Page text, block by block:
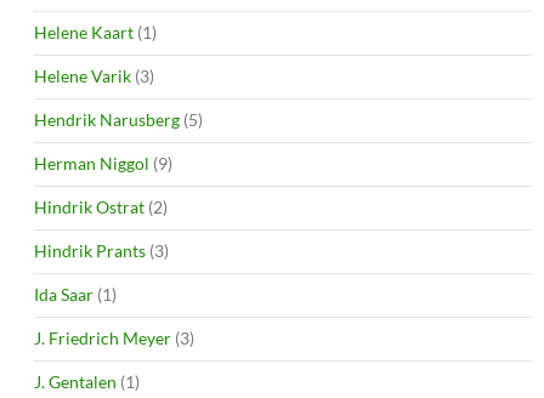
Helene Kaart (1)
Helene Varik (3)
Hendrik Narusberg (5)
Herman Niggol (9)
Hindrik Ostrat (2)
Hindrik Prants (3)
Ida Saar (1)
J. Friedrich Meyer (3)
J. Gentalen (1)